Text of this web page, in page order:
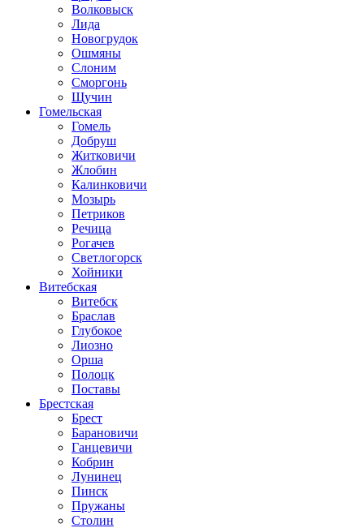
Волковыск
Лида
Новогрудок
Ошмяны
Слоним
Сморгонь
Щучин
Гомельская
Гомель
Добруш
Житковичи
Жлобин
Калинковичи
Мозырь
Петриков
Речица
Рогачев
Светлогорск
Хойники
Витебская
Витебск
Браслав
Глубокое
Лиозно
Орша
Полоцк
Поставы
Брестская
Брест
Барановичи
Ганцевичи
Кобрин
Лунинец
Пинск
Пружаны
Столин